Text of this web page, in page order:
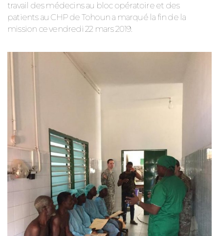
travail des médecins au bloc opératoire et des
patients au CHP de Tohoun a marqué la fin de la
mission ce vendredi 22 mars 2019.